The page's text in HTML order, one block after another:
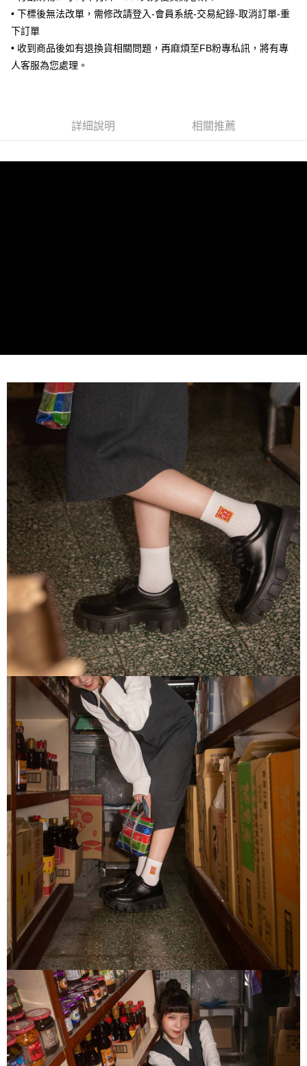
全家取貨付款
每筆NT$65，滿NT$688(含以上)免運費
付款後全家取貨
付款後7-11取貨
• 下標後無法改單，需修改請登入-會員系統-交易紀錄-取消訂單-重
下訂單
• 收到商品後如有退換貨相關問題，再麻煩至FB粉專私訊，將有專
人客服為您處理。
詳細說明 相關推薦